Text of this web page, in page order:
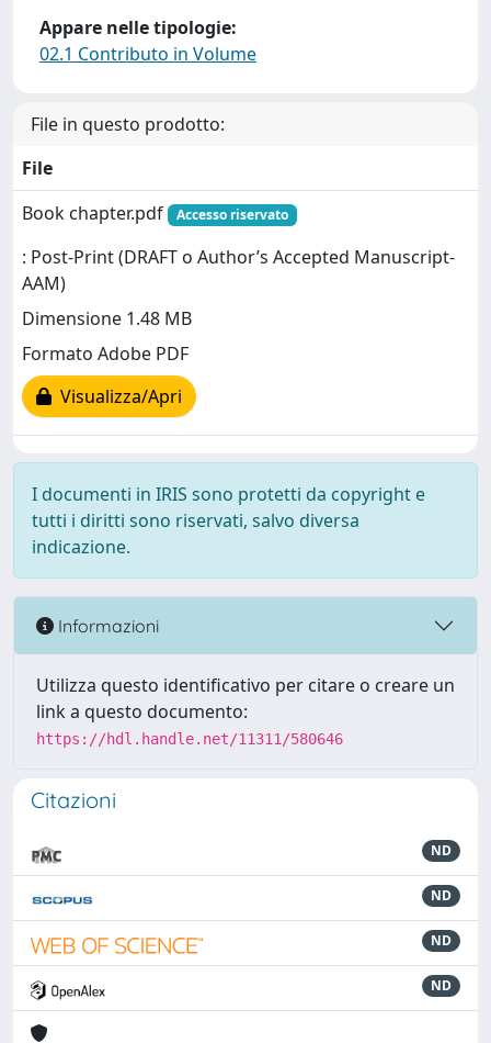
Appare nelle tipologie:
02.1 Contributo in Volume
File in questo prodotto:
File
Book chapter.pdf
Accesso riservato
: Post-Print (DRAFT o Author’s Accepted Manuscript-
AAM)
Dimensione 1.48 MB
Formato Adobe PDF
Visualizza/Apri
I documenti in IRIS sono protetti da copyright e
tutti i diritti sono riservati, salvo diversa
indicazione.
Informazioni
Utilizza questo identificativo per citare o creare un
link a questo documento:
https://hdl.handle.net/11311/580646
Citazioni
ND
ND
ND
ND